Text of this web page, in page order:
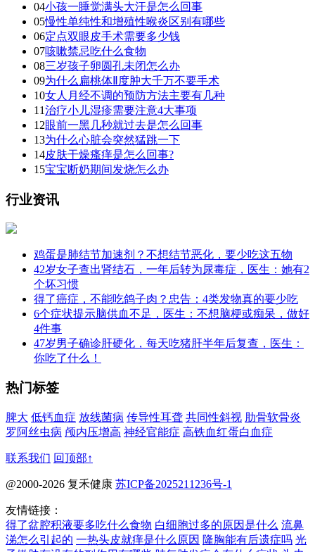
04小孩一睡觉满头大汗是怎么回事
05慢性单纯性和增殖性喉炎区别有哪些
06定点双眼皮手术需要多少钱
07咳嗽禁忌吃什么食物
08三岁孩子卵圆孔未闭怎么办
09为什么扁桃体Ⅱ度肿大千万不要手术
10女人月经不调的预防方法主要有几种
11治疗小儿湿疹需要注意4大事项
12眼前一黑几秒就过去是怎么回事
13为什么心脏会突然猛跳一下
14皮肤干燥瘙痒是怎么回事?
15宝宝断奶期间发烧怎么办
行业资讯
鸡蛋是肺结节加速剂？不想结节恶化，要少吃这五物
42岁女子查出肾结石，一年后转为尿毒症，医生：她有2
个坏习惯
得了癌症，不能吃鸽子肉？忠告：4类发物真的要少吃
6个症状提示脑供血不足，医生：不想脑梗或痴呆，做好
4件事
47岁男子确诊肝硬化，每天吃猪肝半年后复查，医生：
你吃了什么！
热门标签
脾大 低钙血症 放线菌病 传导性耳聋 共同性斜视 肋骨软骨炎
罗阿丝虫病 颅内压增高 神经官能症 高铁血红蛋白血症
联系我们 回顶部↑
@2000-2026 复禾健康 苏ICP备2025211236号-1
友情链接：
得了盆腔积液要多吃什么食物 白细胞过多的原因是什么 流鼻
涕怎么引起的 一热头皮就痒是什么原因 隆胸能有后遗症吗 光